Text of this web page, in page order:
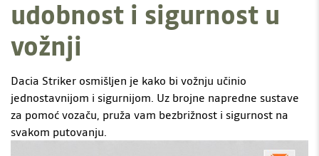
udobnost i sigurnost u
vožnji
Dacia Striker osmišljen je kako bi vožnju učinio
jednostavnijom i sigurnijom. Uz brojne napredne sustave
za pomoć vozaču, pruža vam bezbrižnost i sigurnost na
svakom putovanju.